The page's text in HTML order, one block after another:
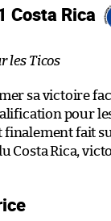
Costa Rica
les Ticos
sa victoire
pour
finalement fait
Costa Rica,